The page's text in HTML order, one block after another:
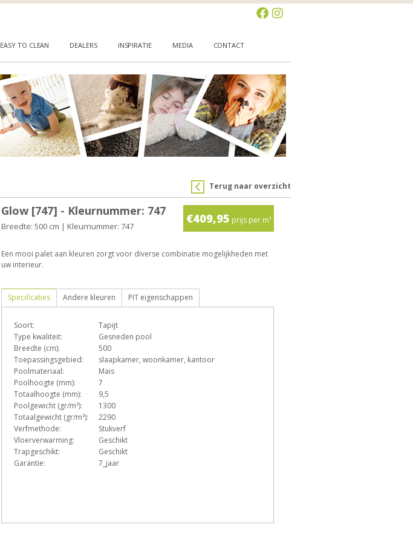
EASY TO CLEAN DEALERS INSPIRATIE MEDIA CONTACT
Terug naar overzicht
€409,95 prijs per m¹
Glow [747] - Kleurnummer: 747
Breedte: 500 cm | Kleurnummer: 747
Een mooi palet aan kleuren zorgt voor diverse combinatie mogelijkheden met
uw interieur.
Specificaties
Soort:
Tapijt
Type kwaliteit:
Gesneden pool
Breedte (cm):
500
Toepassingsgebied:
slaapkamer, woonkamer, kantoor
Poolmateriaal:
Mais
Poolhoogte (mm):
7
Totaalhoogte (mm):
9,5
Poolgewicht (gr/m²):
1300
Totaalgewicht (gr/m²):
2290
Verfmethode:
Stukverf
Vloerverwarming:
Geschikt
Trapgeschikt:
Geschikt
Garantie:
7_jaar
Andere kleuren PIT eigenschappen
D eF h L
pqsT